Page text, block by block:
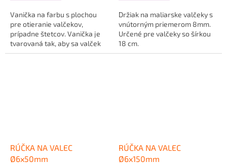
Vanička na farbu s plochou
pre otieranie valčekov,
prípadne štetcov. Vanička je
tvarovaná tak, aby sa valček
neponoril celý do farby a...
Držiak na maliarske valčeky s
vnútorným priemerom 8mm.
Určené pre valčeky so šírkou
18 cm.
RÚČKA NA VALEC
Ø6x50mm
RÚČKA NA VALEC
Ø6x150mm